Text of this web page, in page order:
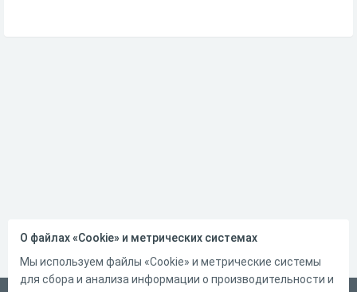
О файлах «Cookie» и метрических системах
Мы используем файлы «Cookie» и метрические системы
для сбора и анализа информации о производительности и